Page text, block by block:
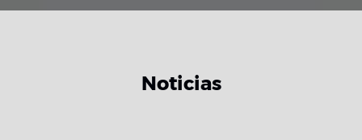
Noticias